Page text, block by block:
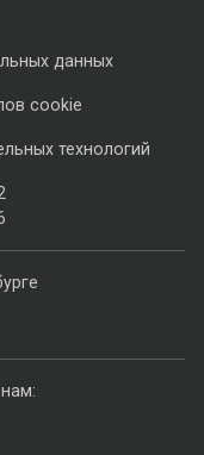
данных
cookie
технологий